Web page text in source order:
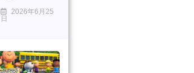
2026年6月25
日